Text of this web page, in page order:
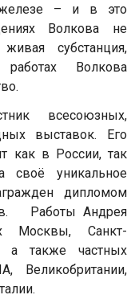
железе – и в это
Волкова не
субстанция,
работах Волкова
всесоюзных,
выставок. Его
как в России, так
своё уникальное
дипломом
Работы Андрея
Москвы, Санкт-
а также частных